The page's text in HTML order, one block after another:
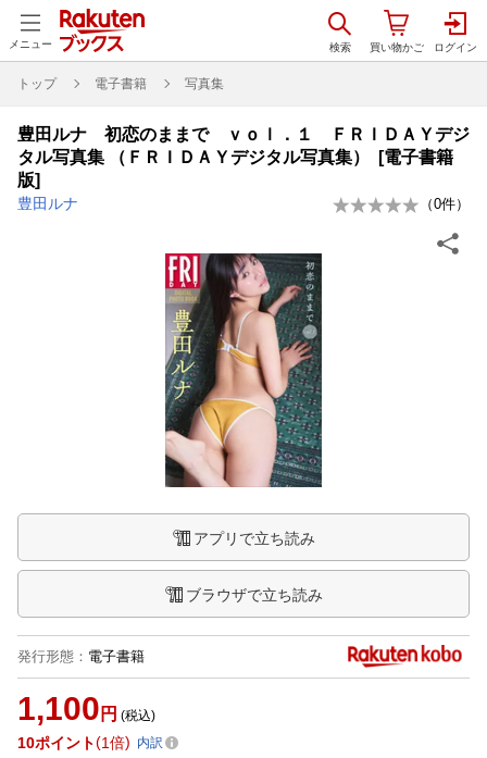
メニュー
トップ 電子書籍 写真集
豊田ルナ 初恋のままで ｖｏｌ．１ ＦＲＩＤＡＹデジ
タル写真集 （ＦＲＩＤＡＹデジタル写真集） [電子書籍
版]
豊田ルナ （0件）
アプリで立ち読み
ブラウザで立ち読み
発行形態 ： 電子書籍
1,100 円 (税込)
10ポイント 1倍 内訳